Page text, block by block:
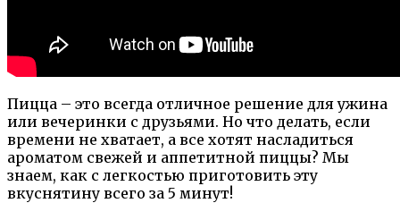
Пицца – это всегда отличное решение для ужина
или вечеринки с друзьями. Но что делать, если
времени не хватает, а все хотят насладиться
ароматом свежей и аппетитной пиццы? Мы
знаем, как с легкостью приготовить эту
вкуснятину всего за 5 минут!